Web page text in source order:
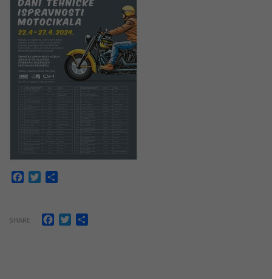
Facebook
Twitter
SHARE Facebook
Twitter